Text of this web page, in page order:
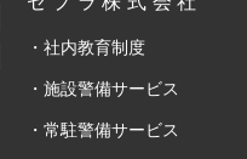
・社内教育制度
・施設警備サービス
・常駐警備サービス